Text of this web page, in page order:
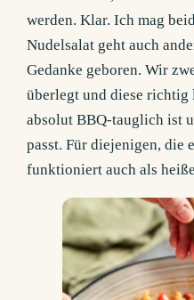
werden. Klar. Ich mag
Nudelsalat geht auch
Gedanke geboren. Wir
überlegt und diese richtig
absolut BBQ-tauglich ist
passt. Für diejenigen, die
funktioniert auch als